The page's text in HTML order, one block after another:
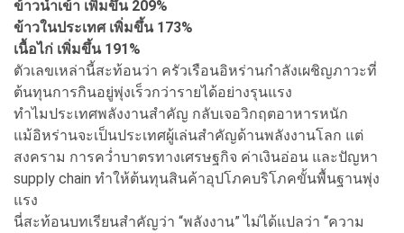
ข้าวนำเข้า เพิ่มขึ้น 209%
ข้าวในประเทศ เพิ่มขึ้น 173%
เนื้อไก่ เพิ่มขึ้น 191%
ตัวเลขเหล่านี้สะท้อนว่า ครัวเรือนอิหร่านกำลังเผชิญภาวะที่
ต้นทุนการกินอยู่พุ่งเร็วกว่ารายได้อย่างรุนแรง
ทำไมประเทศพลังงานสำคัญ กลับเจอวิกฤตอาหารหนัก
แม้อิหร่านจะเป็นประเทศผู้เล่นสำคัญด้านพลังงานโลก แต่
สงคราม การคว่ำบาตรทางเศรษฐกิจ ค่าเงินอ่อน และปัญหา
supply chain ทำให้ต้นทุนสินค้าอุปโภคบริโภคขั้นพื้นฐานพุ่ง
แรง
นี่สะท้อนบทเรียนสำคัญว่า “พลังงาน” ไม่ได้แปลว่า “ความ